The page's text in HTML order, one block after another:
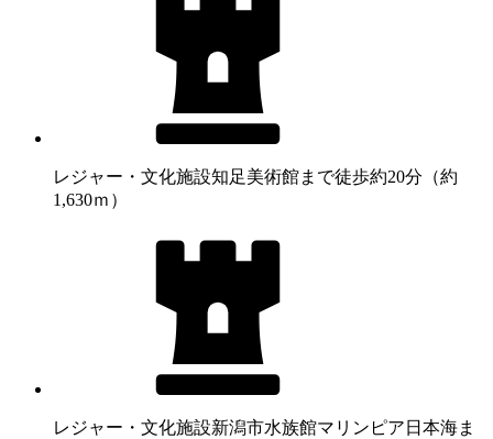
レジャー・文化施設知足美術館まで徒歩約20分（約
1,630ｍ）
レジャー・文化施設新潟市水族館マリンピア日本海ま